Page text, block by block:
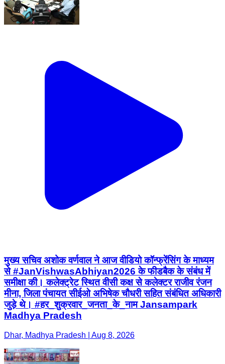
मुख्य सचिव अशोक वर्णवाल ने आज वीडियो कॉन्फ्रेंसिंग के माध्यम
से #JanVishwasAbhiyan2026 के फीडबैक के संबंध में
समीक्षा की। कलेक्ट्रेट स्थित वीसी कक्ष से कलेक्टर राजीव रंजन
मीना, जिला पंचायत सीईओ अभिषेक चौधरी सहित संबंधित अधिकारी
जुड़े थे। #हर_शुक्रवार_जनता_के_नाम Jansampark
Madhya Pradesh
Dhar, Madhya Pradesh | Aug 8, 2026